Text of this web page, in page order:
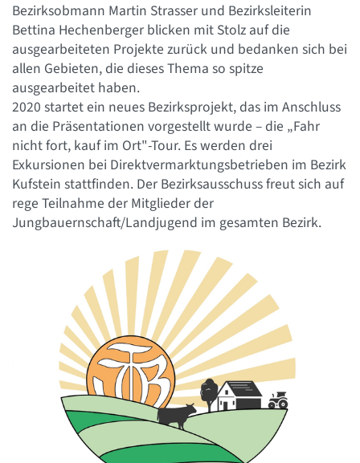
Bezirksobmann Martin Strasser und Bezirksleiterin
Bettina Hechenberger blicken mit Stolz auf die
ausgearbeiteten Projekte zurück und bedanken sich bei
allen Gebieten, die dieses Thema so spitze
ausgearbeitet haben.
2020 startet ein neues Bezirksprojekt, das im Anschluss
an die Präsentationen vorgestellt wurde – die „Fahr
nicht fort, kauf im Ort"-Tour. Es werden drei
Exkursionen bei Direktvermarktungsbetrieben im Bezirk
Kufstein stattfinden. Der Bezirksausschuss freut sich auf
rege Teilnahme der Mitglieder der
Jungbauernschaft/Landjugend im gesamten Bezirk.